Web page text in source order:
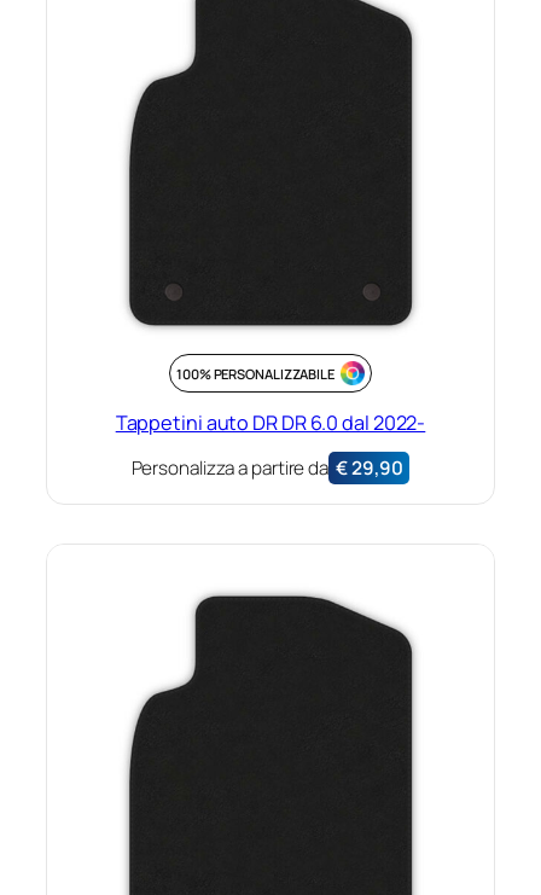
100% PERSONALIZZABILE
Tappetini auto DR DR 6.0 dal 2022-
Personalizza a partire da €29,90